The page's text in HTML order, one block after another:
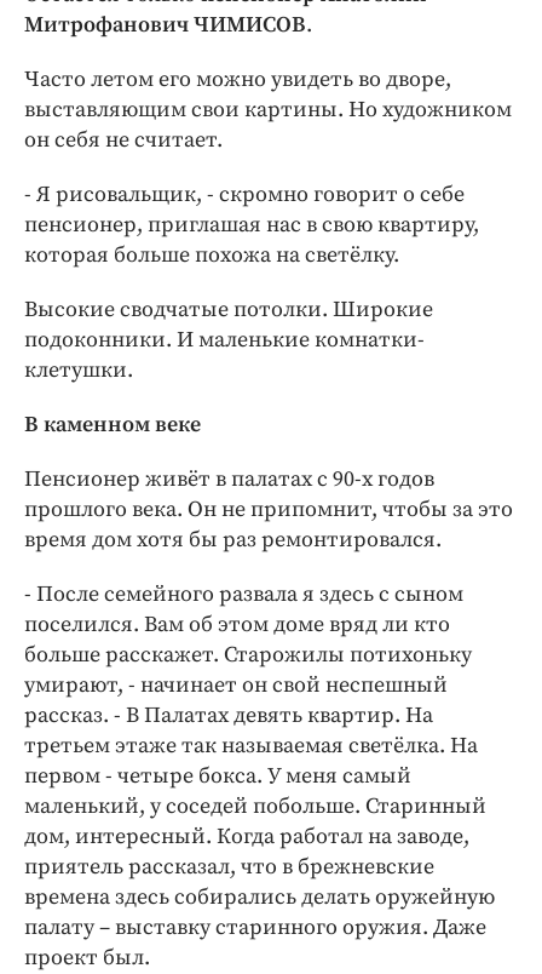
Митрофанович ЧИМИСОВ.
Часто летом его можно увидеть во дворе,
выставляющим свои картины. Но художником
он себя не считает.
- Я рисовальщик, - скромно говорит о себе
пенсионер, приглашая нас в свою квартиру,
которая больше похожа на светёлку.
Высокие сводчатые потолки. Широкие
подоконники. И маленькие комнатки-
клетушки.
В каменном веке
Пенсионер живёт в палатах с 90-х годов
прошлого века. Он не припомнит, чтобы за это
время дом хотя бы раз ремонтировался.
- После семейного развала я здесь с сыном
поселился. Вам об этом доме вряд ли кто
больше расскажет. Старожилы потихоньку
умирают, - начинает он свой неспешный
рассказ. - В Палатах девять квартир. На
третьем этаже так называемая светёлка. На
первом - четыре бокса. У меня самый
маленький, у соседей побольше. Старинный
дом, интересный. Когда работал на заводе,
приятель рассказал, что в брежневские
времена здесь собирались делать оружейную
палату – выставку старинного оружия. Даже
проект был.